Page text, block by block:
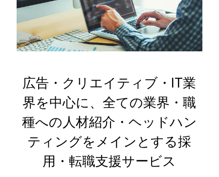
広告・クリエイティブ・IT業
界を中心に、全ての業界・職
種への人材紹介・ヘッドハン
ティングをメインとする採
用・転職支援サービス